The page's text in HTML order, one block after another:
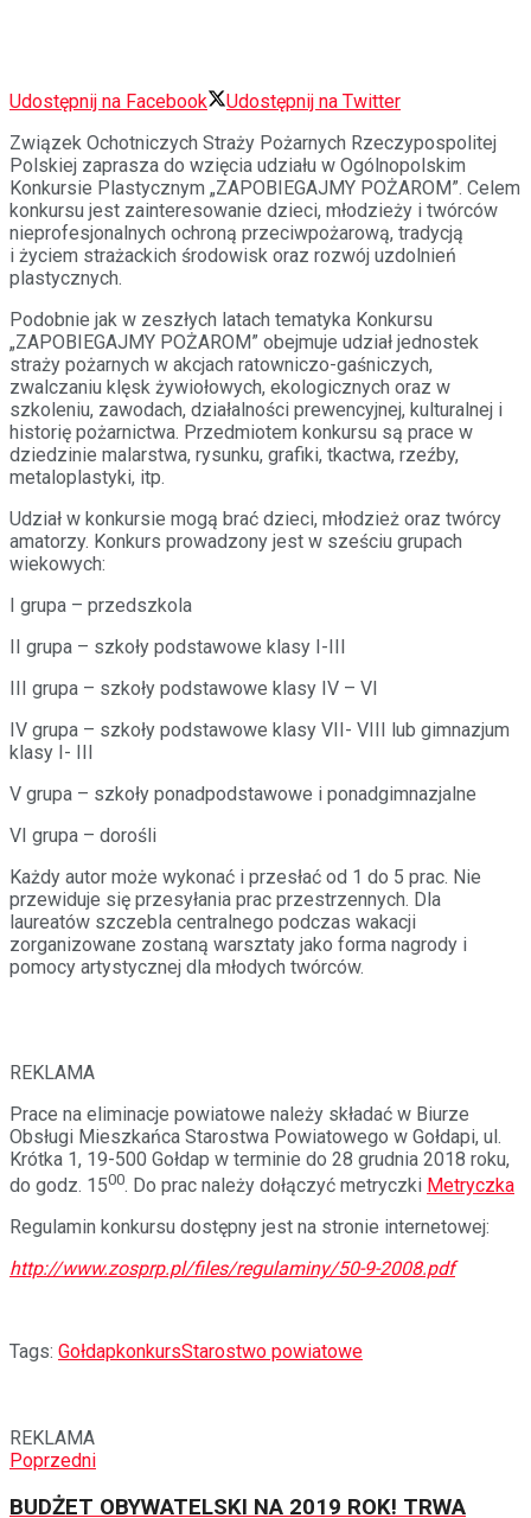
Udostępnij na Facebook
Udostępnij na Twitter
Związek Ochotniczych Straży Pożarnych Rzeczypospolitej
Polskiej zaprasza do wzięcia udziału w Ogólnopolskim
Konkursie Plastycznym „ZAPOBIEGAJMY POŻAROM”. Celem
konkursu jest zainteresowanie dzieci, młodzieży i twórców
nieprofesjonalnych ochroną przeciwpożarową, tradycją
i życiem strażackich środowisk oraz rozwój uzdolnień
plastycznych.
Podobnie jak w zeszłych latach tematyka Konkursu
„ZAPOBIEGAJMY POŻAROM” obejmuje udział jednostek
straży pożarnych w akcjach ratowniczo-gaśniczych,
zwalczaniu klęsk żywiołowych, ekologicznych oraz w
szkoleniu, zawodach, działalności prewencyjnej, kulturalnej i
historię pożarnictwa. Przedmiotem konkursu są prace w
dziedzinie malarstwa, rysunku, grafiki, tkactwa, rzeźby,
metaloplastyki, itp.
Udział w konkursie mogą brać dzieci, młodzież oraz twórcy
amatorzy. Konkurs prowadzony jest w sześciu grupach
wiekowych:
I grupa – przedszkola
II grupa – szkoły podstawowe klasy I-III
III grupa – szkoły podstawowe klasy IV – VI
IV grupa – szkoły podstawowe klasy VII- VIII lub gimnazjum
klasy I- III
V grupa – szkoły ponadpodstawowe i ponadgimnazjalne
VI grupa – dorośli
Każdy autor może wykonać i przesłać od 1 do 5 prac. Nie
przewiduje się przesyłania prac przestrzennych. Dla
laureatów szczebla centralnego podczas wakacji
zorganizowane zostaną warsztaty jako forma nagrody i
pomocy artystycznej dla młodych twórców.
REKLAMA
Prace na eliminacje powiatowe należy składać w Biurze
Obsługi Mieszkańca Starostwa Powiatowego w Gołdapi, ul.
Krótka 1, 19-500 Gołdap w terminie do 28 grudnia 2018 roku,
do godz. 1500. Do prac należy dołączyć metryczki Metryczka
Regulamin konkursu dostępny jest na stronie internetowej:
http://www.zosprp.pl/files/regulaminy/50-9-2008.pdf
Tags: GołdapkonkursStarostwo powiatowe
REKLAMA
Poprzedni
BUDŻET OBYWATELSKI NA 2019 ROK! TRWA